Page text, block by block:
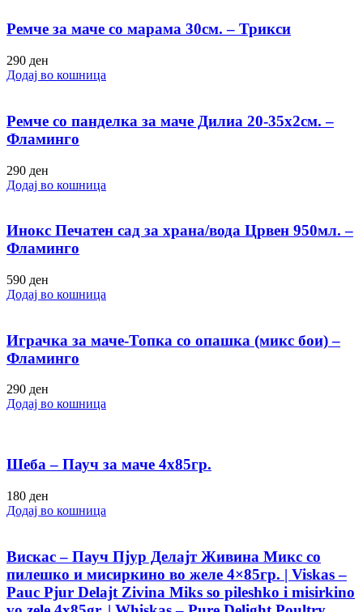
Ремче за маче со марама 30см. – Трикси
290 ден
Додај во кошница
Ремче со панделка за маче Дилиа 20-35х2см. –
Фламинго
290 ден
Додај во кошница
Инокс Печатен сад за храна/вода Црвен 950мл. –
Фламинго
590 ден
Додај во кошница
Играчка за маче-Топка со опашка (микс бои) –
Фламинго
290 ден
Додај во кошница
Шеба – Пауч за маче 4х85гр.
180 ден
Додај во кошница
Вискас – Пауч Пјур Делајт Живина Микс со
пилешко и мисиркино во желе 4×85гр. | Viskas –
Pauc Pjur Delajt Zivina Miks so pileshko i misirkino